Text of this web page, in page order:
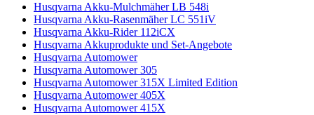
Husqvarna Akku-Mulchmäher LB 548i
Husqvarna Akku-Rasenmäher LC 551iV
Husqvarna Akku-Rider 112iCX
Husqvarna Akkuprodukte und Set-Angebote
Husqvarna Automower
Husqvarna Automower 305
Husqvarna Automower 315X Limited Edition
Husqvarna Automower 405X
Husqvarna Automower 415X